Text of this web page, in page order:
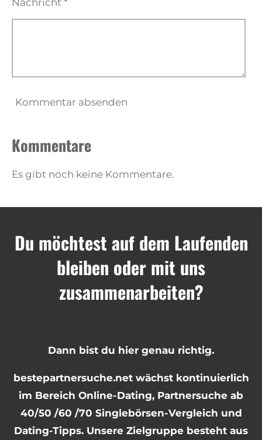
Nachricht *
Kommentar absenden
Kommentare
Es gibt noch keine Kommentare.
Du möchtest auf dem Laufenden
bleiben oder mit uns
zusammenarbeiten?
Dann bist du hier genau richtig.
bestepartnersuche.net wächst kontinuierlich
im Bereich Online-Dating, Partnersuche ab
40/50 /60 /70 Singlebörsen-Vergleich und
Dating-Tipps. Unsere Zielgruppe besteht aus